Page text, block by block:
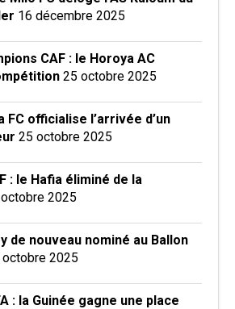
16 décembre 2025
CAF : le Horoya AC
25 octobre 2025
FC officialise l’arrivée d’un
25 octobre 2025
: le Hafia éliminé de la
2025
de nouveau nominé au Ballon
2025
: la Guinée gagne une place